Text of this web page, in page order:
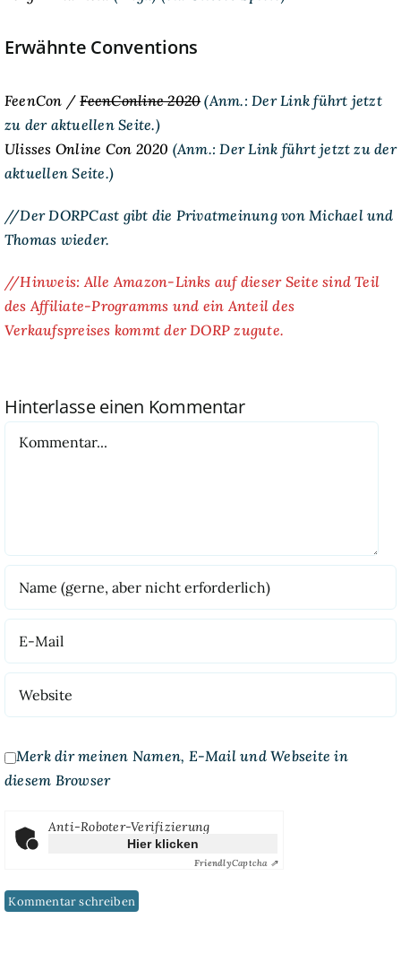
Erwähnte Conventions
FeenCon /FeenConline 2020(Anm.: Der Link führt jetzt
zu der aktuellen Seite.)
Ulisses Online Con 2020 (Anm.: Der Link führt jetzt zu der
aktuellen Seite.)
//Der DORPCast gibt die Privatmeinung von Michael und
Thomas wieder.
//Hinweis: Alle Amazon-Links auf dieser Seite sind Teil
des Affiliate-Programms und ein Anteil des
Verkaufspreises kommt der DORP zugute.
Hinterlasse einen Kommentar
Kommentar
Merk dir meinen Namen, E-Mail und Webseite in
diesem Browser
Anti-Roboter-Verifizierung
Hier klicken
FriendlyCaptcha ⇗